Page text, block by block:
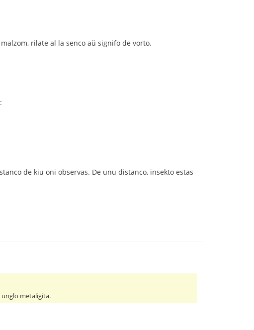
rilate al la senco aŭ signifo de vorto.
de kiu oni observas. De unu distanco, insekto estas
metaligita.